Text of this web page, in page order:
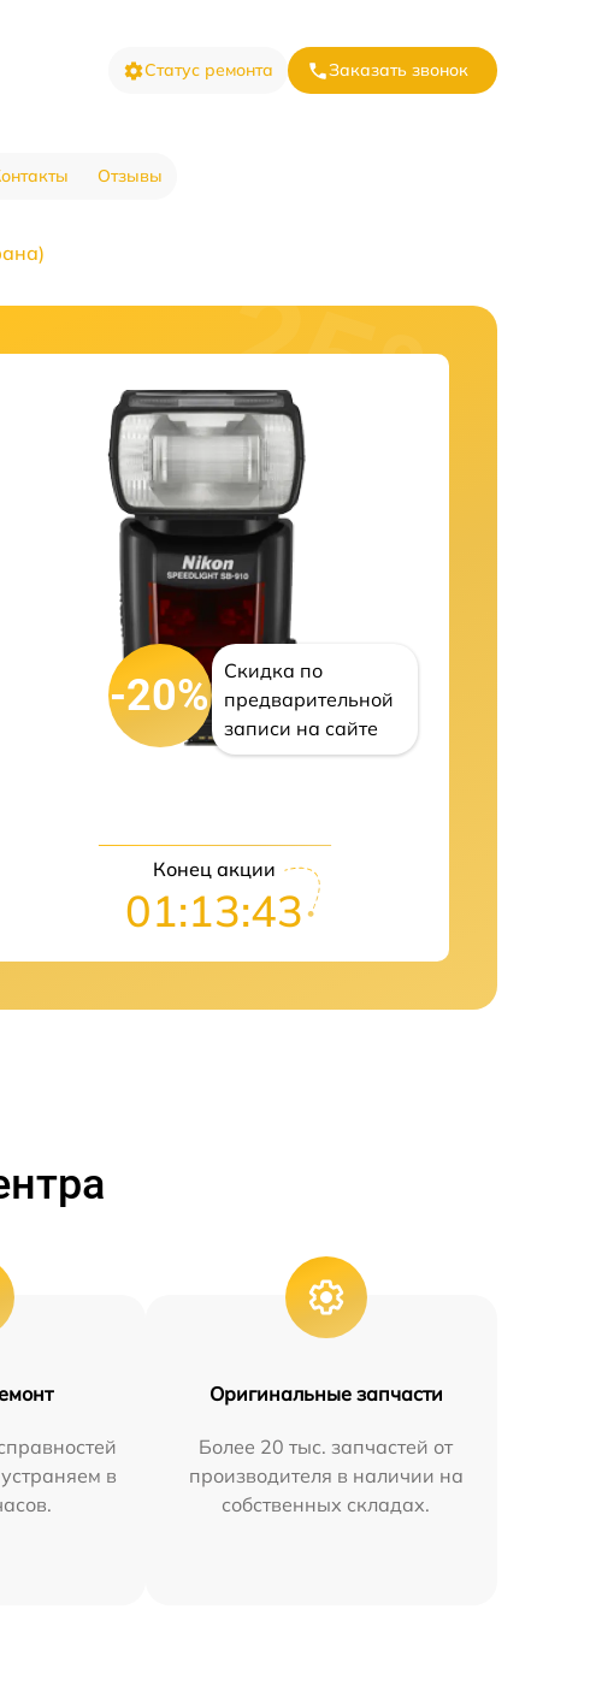
Статус ремонта Заказать звонок
Отзывы
-20%
Скидка по
предварительной
записи на сайте
Конец акции
01:13:42
в
Оригинальные запчасти
Более 20 тыс. запчастей от
производителя в наличии на
собственных складах.